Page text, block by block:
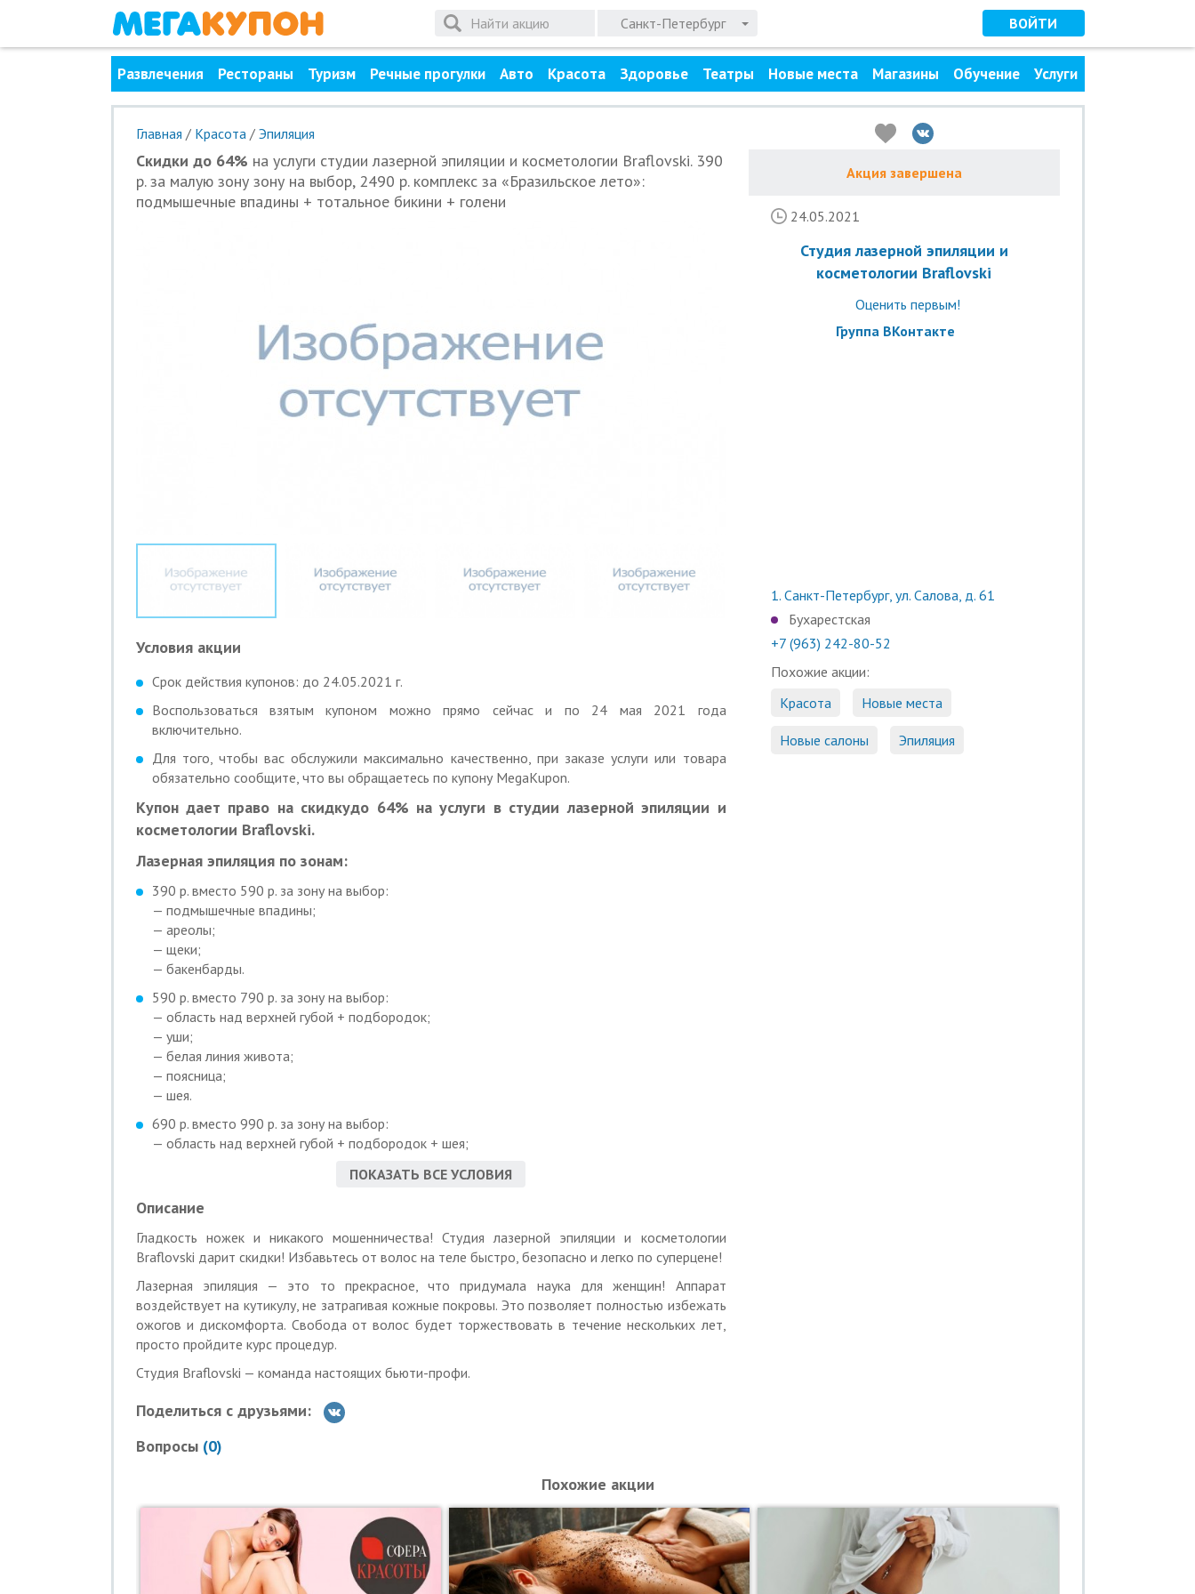
Санкт-Петербург ВОЙТИ
Развлечения Рестораны Туризм Речные прогулки Авто Красота Здоровье Театры Новые места Магазины Обучение Услуги
Главная / Красота / Эпиляция
Скидки до 64% на услуги студии лазерной эпиляции и косметологии Braflovski. 390
р. за малую зону зону на выбор, 2490 р. комплекс за «Бразильское лето»:
подмышечные впадины + тотальное бикини + голени
Условия акции
Срок действия купонов: до 24.05.2021 г.
Воспользоваться взятым купоном можно прямо сейчас и по 24 мая 2021 года
включительно.
Для того, чтобы вас обслужили максимально качественно, при заказе услуги или товара
обязательно сообщите, что вы обращаетесь по купону MegaKupon.
Купон дает право на скидкудо 64% на услуги в студии лазерной эпиляции и
косметологии Braflovski.
Лазерная эпиляция по зонам:
390 р. вместо 590 р. за зону на выбор:
— подмышечные впадины;
— ареолы;
— щеки;
— бакенбарды.
590 р. вместо 790 р. за зону на выбор:
— область над верхней губой + подбородок;
— уши;
— белая линия живота;
— поясница;
— шея.
690 р. вместо 990 р. за зону на выбор:
— область над верхней губой + подбородок + шея;
— руки до локтя+ пальцы;
890 р. вместо 1190 р. за зону на выбор:
— руки выше локтя;
— бикини по линии белья;
— ягодицы;
— все лицо;
— живот;
— задняя поверхность бедер.
— все лицо +шея;
— ягодицы+ поясница;
— бикини глубокое.
1290 р. вместо 1690 р. за зону на выбор:
— тотальное бикини;
— бедра.
ПОКАЗАТЬ ВСЕ УСЛОВИЯ
Описание
Гладкость ножек и никакого мошенничества! Студия лазерной эпиляции и косметологии
Braflovski дарит скидки! Избавьтесь от волос на теле быстро, безопасно и легко по суперцене!
Лазерная эпиляция — это то прекрасное, что придумала наука для женщин! Аппарат
воздействует на кутикулу, не затрагивая кожные покровы. Это позволяет полностью избежать
ожогов и дискомфорта. Свобода от волос будет торжествовать в течение нескольких лет,
просто пройдите курс процедур.
Студия Braflovski — команда настоящих бьюти-профи.
Поделиться с друзьями:
Вопросы (0)
Акция завершена
24.05.2021
Студия лазерной эпиляции и
косметологии Braflovski
Оценить первым!
Группа ВКонтакте
1. Санкт-Петербург, ул. Салова, д. 61
Бухарестская
+7 (963) 242-80-52
Похожие акции:
Красота
Новые места
Новые салоны Эпиляция
Похожие акции